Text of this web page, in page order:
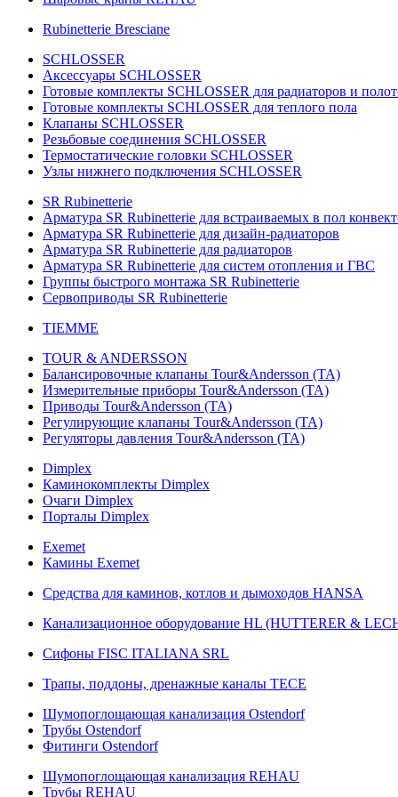
Rubinetterie Bresciane
SCHLOSSER
Аксессуары SCHLOSSER
Готовые комплекты SCHLOSSER для радиаторов и
Готовые комплекты SCHLOSSER для теплого пола
Клапаны SCHLOSSER
Резьбовые соединения SCHLOSSER
Термостатические головки SCHLOSSER
Узлы нижнего подключения SCHLOSSER
SR Rubinetterie
Арматура SR Rubinetterie для встраиваемых в пол
Арматура SR Rubinetterie для дизайн-радиаторов
Арматура SR Rubinetterie для радиаторов
Арматура SR Rubinetterie для систем отопления и ГВС
Группы быстрого монтажа SR Rubinetterie
Сервоприводы SR Rubinetterie
TIEMME
TOUR & ANDERSSON
Балансировочные клапаны Tour&Andersson (TA)
Измерительные приборы Tour&Andersson (TA)
Приводы Tour&Andersson (TA)
Регулирующие клапаны Tour&Andersson (TA)
Регуляторы давления Tour&Andersson (TA)
Dimplex
Каминокомплекты Dimplex
Очаги Dimplex
Порталы Dimplex
Exemet
Камины Exemet
Средства для каминов, котлов и дымоходов HANSA
Канализационное оборудование HL (HUTTERER &
Сифоны FISC ITALIANA SRL
Трапы, поддоны, дренажные каналы TECE
Шумопоглощающая канализация Ostendorf
Трубы Ostendorf
Фитинги Ostendorf
Шумопоглощающая канализация REHAU
Трубы REHAU